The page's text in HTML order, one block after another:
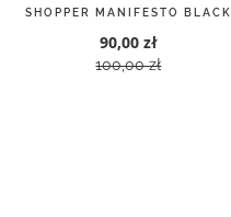
SHOPPER MANIFESTO BLACK
90,00 zł
100,00 zł